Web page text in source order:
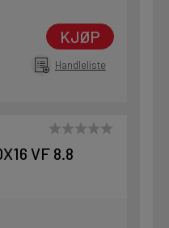
KJØP
Handleliste
VF 8.8